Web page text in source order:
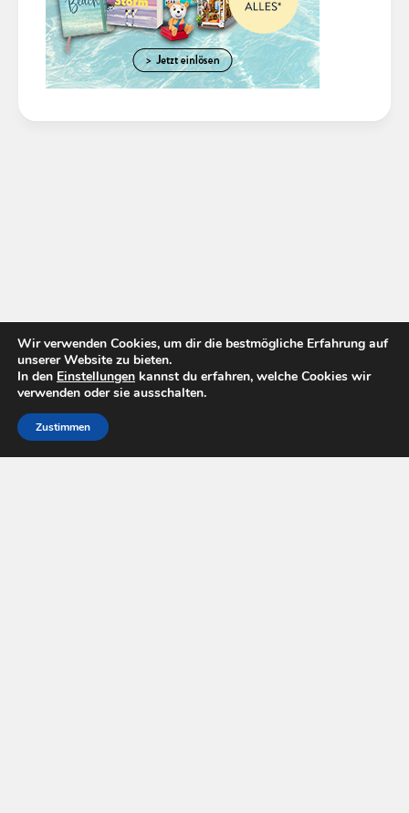
Wir verwenden Cookies, um dir die bestmögliche Erfahrung auf
unserer Website zu bieten.
In den Einstellungen kannst du erfahren, welche Cookies wir
verwenden oder sie ausschalten.
Zustimmen